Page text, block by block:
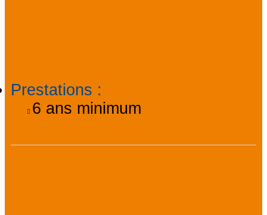
Prestations :
6 ans minimum